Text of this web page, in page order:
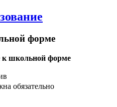
форме
школьной форме
обязательно